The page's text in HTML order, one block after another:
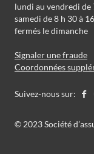
lundi au vendredi de
samedi de 8 h 30 à
fermés le dimanche
Signaler une fraude
Coordonnées
Suivez-nous sur:
©️️ 2023 Société